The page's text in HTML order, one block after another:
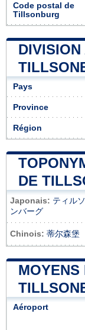
Code postal de
Tillsonburg
DIVISION
Pays
Province
Région
DE
Japonais: ティルソ
ンバーグ
Chinois: 蒂尔森堡
MOYENS
Aéroport